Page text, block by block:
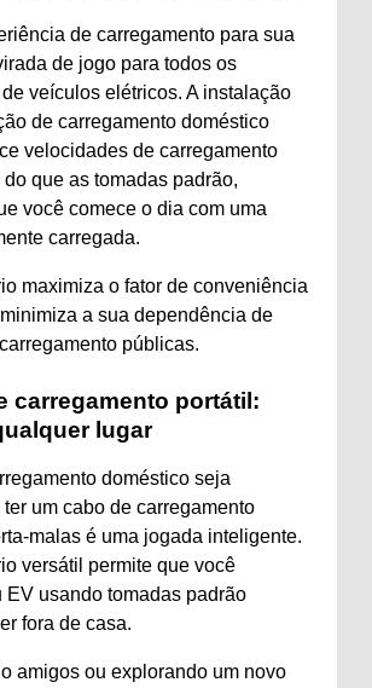
de carregamento para sua
de jogo para todos os
veículos elétricos. A instalação
de carregamento doméstico
velocidades de carregamento
que as tomadas padrão,
você comece o dia com uma
carregada.
maximiza o fator de conveniência
a sua dependência de
públicas.
carregamento portátil:
lugar
doméstico seja
um cabo de carregamento
malas é uma jogada inteligente.
versátil permite que você
EV usando tomadas padrão
fora de casa.
amigos ou explorando um novo